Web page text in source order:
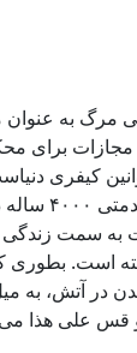
مرگ به
مجازات برای
کیفری
تاریخ
سمت زندگی
است.
در آتش، به
و قس علی هذا می